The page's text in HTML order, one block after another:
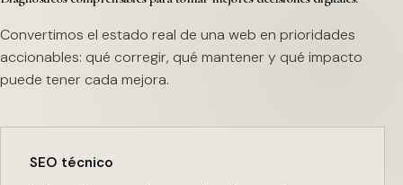
Convertimos el estado real de una web en prioridades
accionables: qué corregir, qué mantener y qué impacto
puede tener cada mejora.
SEO técnico